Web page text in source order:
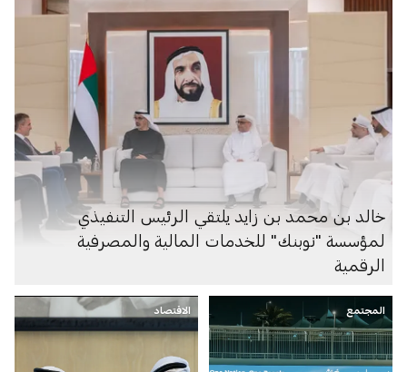
23 قدماً
خالد بن محمد بن زايد يلتقي الرئيس التنفيذي
لمؤسسة "نوبنك" للخدمات المالية والمصرفية
الرقمية
المجتمع الاقتصاد